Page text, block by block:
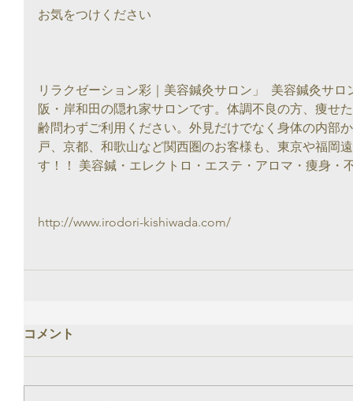
お気をつけください
リラクゼーション彩｜美容鍼灸サロン」  美容鍼灸サ
阪・岸和田の隠れ家サロンです。体調不良の方、痩せ
齢問わずご利用ください。外見だけでなく身体の内部
戸、京都、和歌山など関西圏のお客様も、東京や福岡
す！！ 美容鍼・エレクトロ・エステ・アロマ・痩身・
http://www.irodori-kishiwada.com/
コメント